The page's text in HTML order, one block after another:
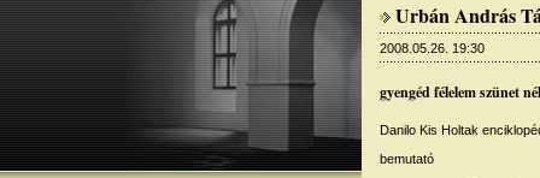
Urbán András
2008.05.26. 19:30
gyengéd félelem szünet
Danilo Kis Holtak
bemutató